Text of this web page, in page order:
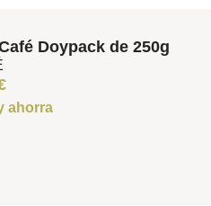
Doypack de 250g
ahorra